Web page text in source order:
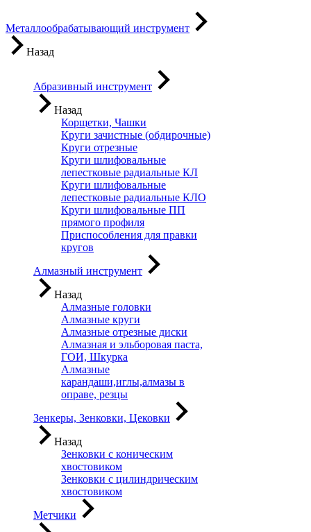
Металлообрабатывающий инструмент
Назад
Абразивный инструмент
Назад
Корщетки, Чашки
Круги зачистные (обдирочные)
Круги отрезные
Круги шлифовальные
лепестковые радиальные КЛ
Круги шлифовальные
лепестковые радиальные КЛО
Круги шлифовальные ПП
прямого профиля
Приспособления для правки
кругов
Алмазный инструмент
Назад
Алмазные головки
Алмазные круги
Алмазные отрезные диски
Алмазная и эльборовая паста,
ГОИ, Шкурка
Алмазные
карандаши,иглы,алмазы в
оправе, резцы
Зенкеры, Зенковки, Цековки
Назад
Зенковки с коническим
хвостовиком
Зенковки с цилиндрическим
хвостовиком
Метчики